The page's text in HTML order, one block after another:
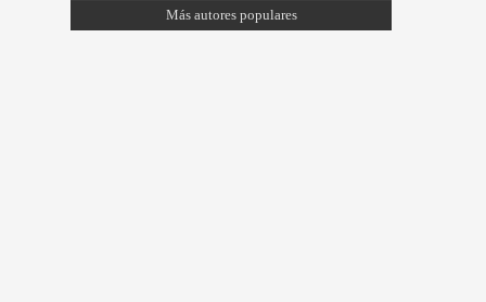
Más autores populares